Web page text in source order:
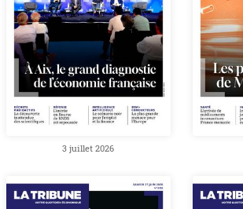
3 juillet 2026